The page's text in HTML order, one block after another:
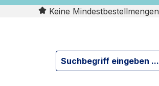
Keine Mindestbestellmengen